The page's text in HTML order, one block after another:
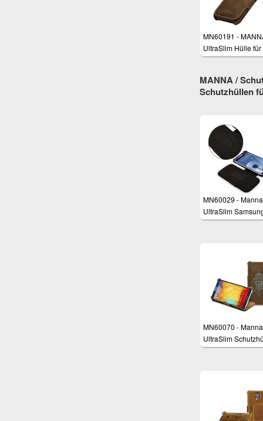
MN60191 -
UltraSlim Hülle für
One M9
MANNA /
Schutzhüllen
MN60029 - Manna
UltraSlim
Galaxy S3 i9300
MN60070 - Manna
UltraSlim
für Samsung